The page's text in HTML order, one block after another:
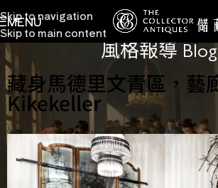
Skip to navigation
Skip to main content
MENU
風格報導 Blog
藏身馬德里文青區，藝
Kikekeller